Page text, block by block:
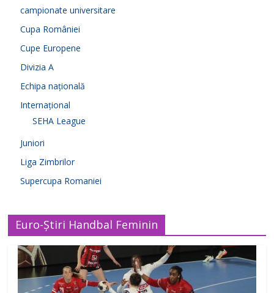
campionate universitare
Cupa României
Cupe Europene
Divizia A
Echipa națională
Internațional
SEHA League
Juniori
Liga Zimbrilor
Supercupa Romaniei
Euro-Știri Handbal Feminin